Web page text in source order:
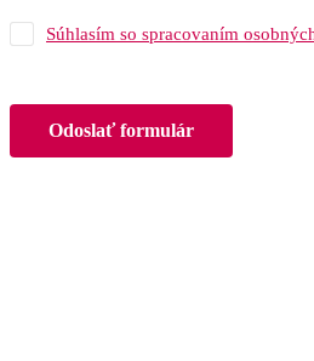
Súhlasím so spracovaním
Odoslať formulár